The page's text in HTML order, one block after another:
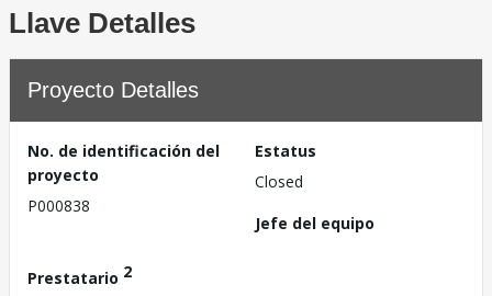
Llave Detalles
Proyecto Detalles
No. de identificación del
proyecto
P000838
Estatus
Closed
Jefe del equipo
Prestatario 2